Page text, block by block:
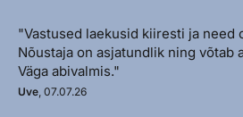
"Vastused laekusid kiiresti ja need
Nõustaja on asjatundlik ning võtab
Väga abivalmis."
Uve, 07.07.26